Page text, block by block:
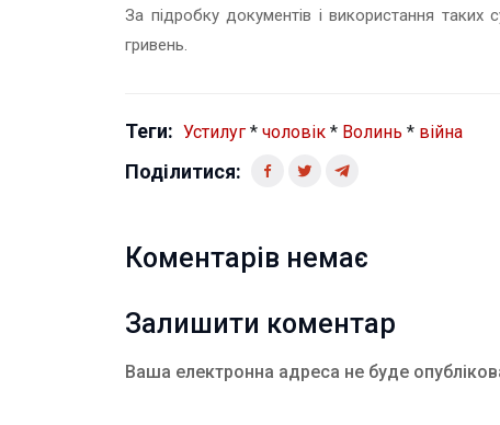
За підробку документів і використання
гривень.
Теги: Устилуг * чоловік * Волинь * війна
Поділитися:
Коментарів немає
Залишити коментар
Ваша електронна адреса не буде